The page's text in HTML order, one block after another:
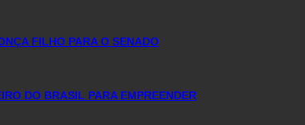
FILHO PARA O SENADO
DO BRASIL PARA EMPREENDER